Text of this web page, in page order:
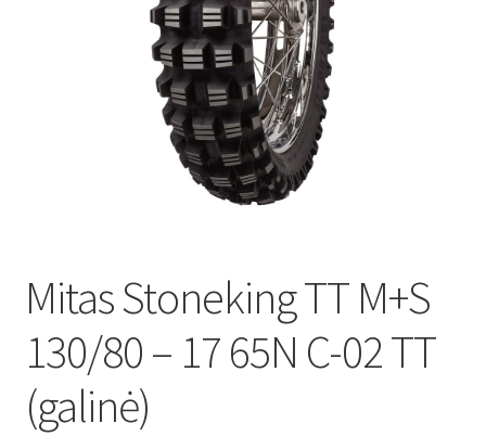
Mitas Stoneking TT M+S
130/80 – 17 65N C-02 TT
(galinė)